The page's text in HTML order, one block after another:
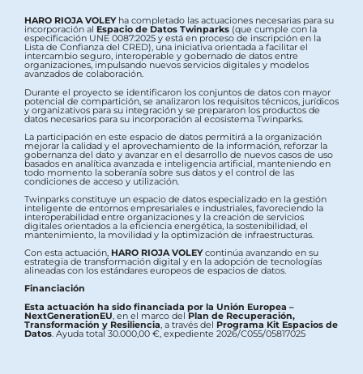
HARO RIOJA VOLEYha completado las actuaciones necesarias para su
incorporación al Espacio de Datos Twinparks (que cumple con la
especificación UNE 0087:2025 y está en proceso de inscripción en la
Lista de Confianza del CRED), una iniciativa orientada a facilitar el
intercambio seguro, interoperable y gobernado de datos entre
organizaciones, impulsando nuevos servicios digitales y modelos
avanzados de colaboración.
Durante el proyecto se identificaron los conjuntos de datos con mayor
potencial de compartición, se analizaron los requisitos técnicos, jurídicos
y organizativos para su integración y se prepararon los productos de
datos necesarios para su incorporación al ecosistema Twinparks.
La participación en este espacio de datos permitirá a la organización
mejorar la calidad y el aprovechamiento de la información, reforzar la
gobernanza del dato y avanzar en el desarrollo de nuevos casos de uso
basados en analítica avanzada e inteligencia artificial, manteniendo en
todo momento la soberanía sobre sus datos y el control de las
condiciones de acceso y utilización.
Twinparks constituye un espacio de datos especializado en la gestión
inteligente de entornos empresariales e industriales, favoreciendo la
interoperabilidad entre organizaciones y la creación de servicios
digitales orientados a la eficiencia energética, la sostenibilidad, el
mantenimiento, la movilidad y la optimización de infraestructuras.
Con esta actuación, HARO RIOJA VOLEYcontinúa avanzando en su
estrategia de transformación digital y en la adopción de tecnologías
alineadas con los estándares europeos de espacios de datos.
Financiación
Esta actuación ha sido financiada por la Unión Europea –
NextGenerationEU , en el marco delPlan de Recuperación,
Transformación y Resiliencia , a través del Programa Kit Espacios de
Datos . Ayuda total 30.000,00 €, expediente 2026/C055/05817025